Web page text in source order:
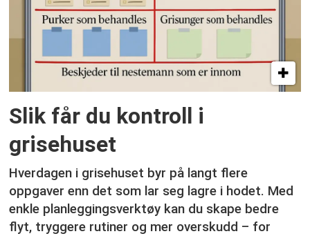
Slik får du kontroll i
grisehuset
Hverdagen i grisehuset byr på langt flere
oppgaver enn det som lar seg lagre i hodet. Med
enkle planleggingsverktøy kan du skape bedre
flyt, tryggere rutiner og mer overskudd – for